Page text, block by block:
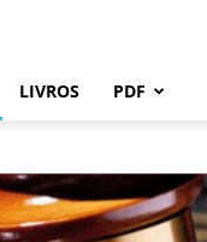
LIVROS PDF